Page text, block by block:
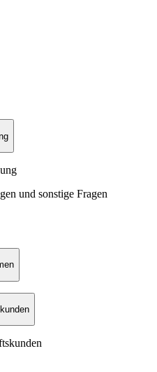
und sonstige Fragen